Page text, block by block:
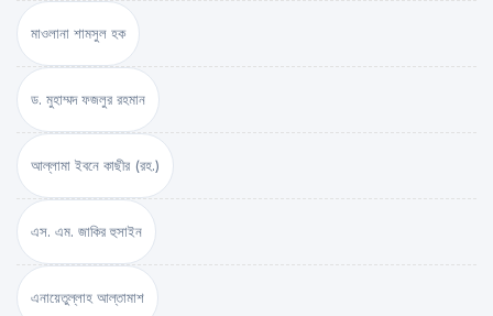
মাওলানা শামসুল হক
ড. মুহাম্মদ ফজলুর রহমান
আল্লামা ইবনে কাছীর (রহ.)
এস. এম. জাকির হুসাইন
এনায়েতুল্লাহ আল্‌তামাশ